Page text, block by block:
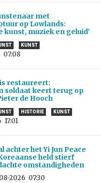
met
op Lowlands:
kunst, muziek en geluid’
KUNST
07:08
restaureert:
soldaat keert terug op
de Hooch
HISTORIE KUNST
17:01
achter het Yi Jun Peace
held stierf
omstandigheden
2026 07:30